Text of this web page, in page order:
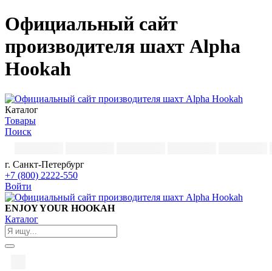
Официальный сайт
производителя шахт Alpha
Hookah
Каталог
Товары
Поиск
г. Санкт-Петербург
+7 (800) 2222-550
Войти
ENJOY YOUR HOOKAH
Каталог